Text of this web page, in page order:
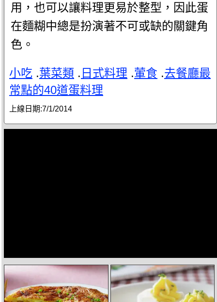
用，也可以讓料理更易於整型，因此蛋
在麵糊中總是扮演著不可或缺的關鍵角
色。
小吃 .葉菜類 . 日式料理 .葷食 .去餐廳最
常點的40道蛋料理
上線日期:7/1/2014